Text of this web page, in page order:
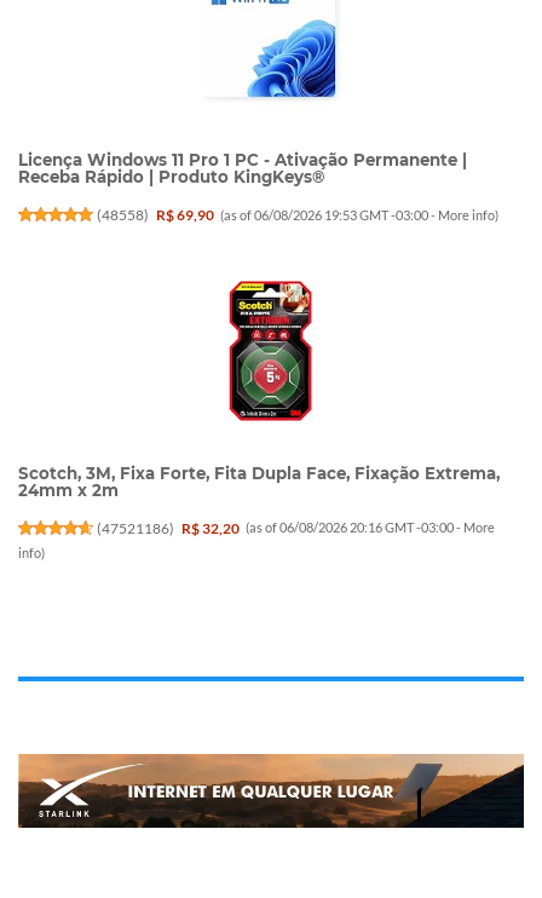
Licença Windows 11 Pro 1 PC - Ativação Permanente |
Receba Rápido | Produto KingKeys®
(48558) R$ 69,90 (as of 06/08/2026 19:53 GMT -03:00 - More info)
Scotch, 3M, Fixa Forte, Fita Dupla Face, Fixação Extrema,
24mm x 2m
(47521186) R$ 32,20 (as of 06/08/2026 20:16 GMT -03:00 - More
info)